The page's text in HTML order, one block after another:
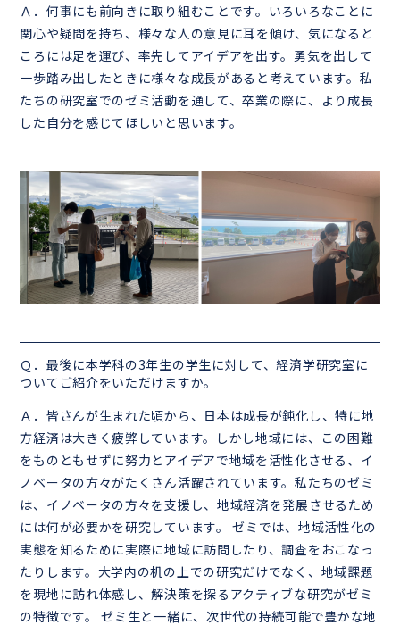
Ａ．何事にも前向きに取り組むことです。いろいろなことに
関心や疑問を持ち、様々な人の意見に耳を傾け、気になると
ころには足を運び、率先してアイデアを出す。勇気を出して
一歩踏み出したときに様々な成長があると考えています。私
たちの研究室でのゼミ活動を通して、卒業の際に、より成長
した自分を感じてほしいと思います。
Ｑ．最後に本学科の3年生の学生に対して、経済学研究室に
ついてご紹介をいただけますか。
Ａ．皆さんが生まれた頃から、日本は成長が鈍化し、特に地
方経済は大きく疲弊しています。しかし地域には、この困難
をものともせずに努力とアイデアで地域を活性化させる、イ
ノベータの方々がたくさん活躍されています。私たちのゼミ
は、イノベータの方々を支援し、地域経済を発展させるため
には何が必要かを研究しています。 ゼミでは、地域活性化の
実態を知るために実際に地域に訪問したり、調査をおこなっ
たりします。大学内の机の上での研究だけでなく、地域課題
を現地に訪れ体感し、解決策を探るアクティブな研究がゼミ
の特徴です。 ゼミ生と一緒に、次世代の持続可能で豊かな地